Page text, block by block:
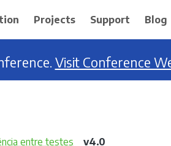
Projects Support Blog
Visit Conference
entre testes v4.0